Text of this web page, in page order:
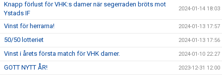
Knapp förlust för VHK:s damer när segerraden bröts mot
Ystads IF
2024-01-14 18:03
Vinst för herrarna! 2024-01-13 17:57
50/50 lotteriet 2024-01-13 17:56
Vinst i årets första match för VHK damer. 2024-01-10 22:27
GOTT NYTT ÅR! 2023-12-31 12:00